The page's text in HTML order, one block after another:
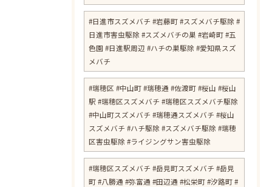
#日進市スズメバチ #岩藤町 #スズメバチ駆除 #
日進市害虫駆除 #スズメバチの巣 #岩崎町 #五
色園 #日進駅周辺 #ハチの巣駆除 #愛知県スズ
メバチ
#瑞穂区 #中山町 #瑞穂通 #佐渡町 #桜山 #桜山
駅 #瑞穂区スズメバチ #瑞穂区スズメバチ駆除
#中山町スズメバチ #瑞穂通スズメバチ #桜山
スズメバチ #ハチ駆除 #スズメバチ駆除 #瑞穂
区害虫駆除 #ライジングサン害虫駆除
#瑞穂区スズメバチ #岳見町スズメバチ #岳見
町 #八勝通 #弥富通 #田辺通 #松栄町 #汐路町 #